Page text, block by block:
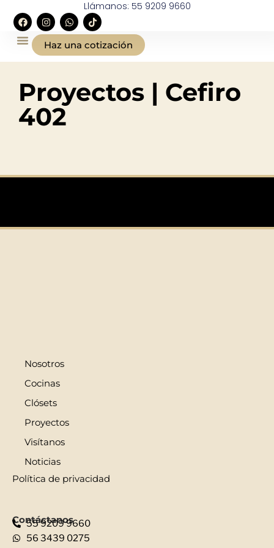
Llámanos: 55 9209 9660
Haz una cotización
Proyectos | Cefiro
402
Nosotros
Cocinas
Clósets
Proyectos
Visítanos
Noticias
Política de privacidad
Contáctanos
55 9209 9660
56 3439 0275